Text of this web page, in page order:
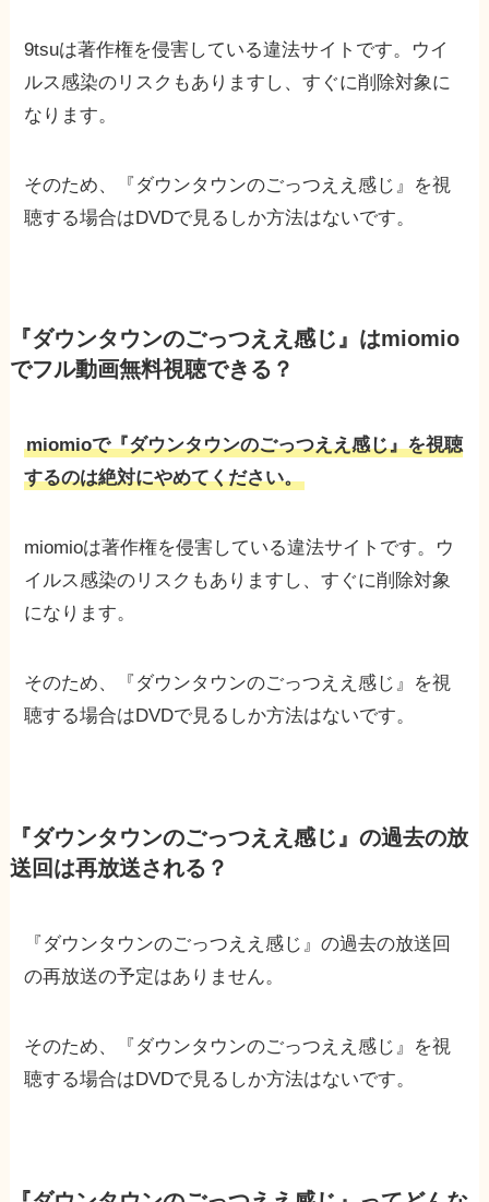
9tsuは著作権を侵害している違法サイトです。ウイ
ルス感染のリスクもありますし、すぐに削除対象に
なります。
そのため、『ダウンタウンのごっつええ感じ』を視
聴する場合はDVDで見るしか方法はないです。
『ダウンタウンのごっつええ感じ』はmiomio
でフル動画無料視聴できる？
miomioで『ダウンタウンのごっつええ感じ』を視聴
するのは絶対にやめてください。
miomioは著作権を侵害している違法サイトです。ウ
イルス感染のリスクもありますし、すぐに削除対象
になります。
そのため、『ダウンタウンのごっつええ感じ』を視
聴する場合はDVDで見るしか方法はないです。
『ダウンタウンのごっつええ感じ』の過去の放
送回は再放送される？
『ダウンタウンのごっつええ感じ』の過去の放送回
の再放送の予定はありません。
そのため、『ダウンタウンのごっつええ感じ』を視
聴する場合はDVDで見るしか方法はないです。